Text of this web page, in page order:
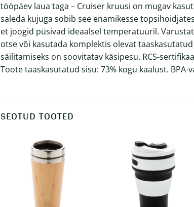
tööpäev laua taga – Cruiser kruusi on mugav
saleda kujuga sobib see enamikesse
et joogid püsivad ideaalsel temperatuuril.
otse või kasutada komplektis olevat
säilitamiseks on soovitatav käsipesu. RCS-
Toote taaskasutatud sisu: 73% kogu kaalust. BPA-
SEOTUD TOOTED